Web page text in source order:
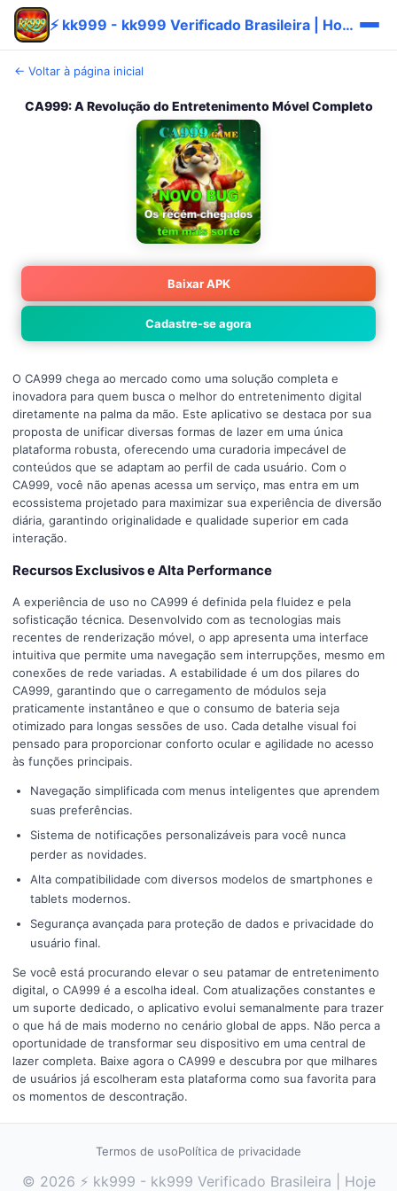
⚡ kk999 - kk999 Verificado Brasileira | Hoje Grátis
← Voltar à página inicial
CA999: A Revolução do Entretenimento Móvel Completo
Baixar APK
Cadastre-se agora
O CA999 chega ao mercado como uma solução completa e
inovadora para quem busca o melhor do entretenimento digital
diretamente na palma da mão. Este aplicativo se destaca por sua
proposta de unificar diversas formas de lazer em uma única
plataforma robusta, oferecendo uma curadoria impecável de
conteúdos que se adaptam ao perfil de cada usuário. Com o
CA999, você não apenas acessa um serviço, mas entra em um
ecossistema projetado para maximizar sua experiência de diversão
diária, garantindo originalidade e qualidade superior em cada
interação.
Recursos Exclusivos e Alta Performance
A experiência de uso no CA999 é definida pela fluidez e pela
sofisticação técnica. Desenvolvido com as tecnologias mais
recentes de renderização móvel, o app apresenta uma interface
intuitiva que permite uma navegação sem interrupções, mesmo em
conexões de rede variadas. A estabilidade é um dos pilares do
CA999, garantindo que o carregamento de módulos seja
praticamente instantâneo e que o consumo de bateria seja
otimizado para longas sessões de uso. Cada detalhe visual foi
pensado para proporcionar conforto ocular e agilidade no acesso
às funções principais.
Navegação simplificada com menus inteligentes que aprendem
suas preferências.
Sistema de notificações personalizáveis para você nunca
perder as novidades.
Alta compatibilidade com diversos modelos de smartphones e
tablets modernos.
Segurança avançada para proteção de dados e privacidade do
usuário final.
Se você está procurando elevar o seu patamar de entretenimento
digital, o CA999 é a escolha ideal. Com atualizações constantes e
um suporte dedicado, o aplicativo evolui semanalmente para trazer
o que há de mais moderno no cenário global de apps. Não perca a
oportunidade de transformar seu dispositivo em uma central de
lazer completa. Baixe agora o CA999 e descubra por que milhares
de usuários já escolheram esta plataforma como sua favorita para
os momentos de descontração.
Termos de usoPolítica de privacidade
© 2026 ⚡ kk999 - kk999 Verificado Brasileira | Hoje